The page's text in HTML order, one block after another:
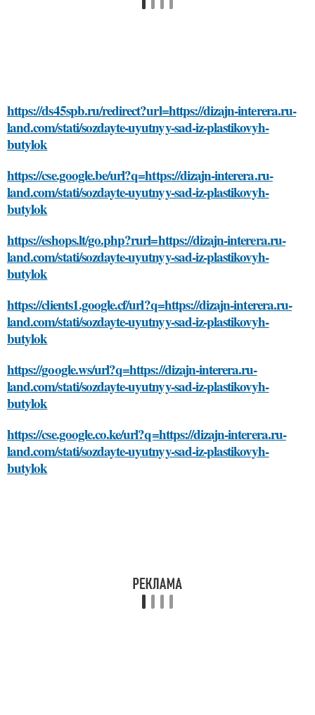
https://ds45spb.ru/redirect?url=https://dizajn-interera.ru-
land.com/stati/sozdayte-uyutnyy-sad-iz-plastikovyh-
butylok
https://cse.google.be/url?q=https://dizajn-interera.ru-
land.com/stati/sozdayte-uyutnyy-sad-iz-plastikovyh-
butylok
https://eshops.lt/go.php?rurl=https://dizajn-interera.ru-
land.com/stati/sozdayte-uyutnyy-sad-iz-plastikovyh-
butylok
https://clients1.google.cf/url?q=https://dizajn-interera.ru-
land.com/stati/sozdayte-uyutnyy-sad-iz-plastikovyh-
butylok
https://google.ws/url?q=https://dizajn-interera.ru-
land.com/stati/sozdayte-uyutnyy-sad-iz-plastikovyh-
butylok
https://cse.google.co.ke/url?q=https://dizajn-interera.ru-
land.com/stati/sozdayte-uyutnyy-sad-iz-plastikovyh-
butylok